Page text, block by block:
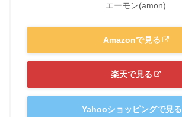
エーモン(amon)
Amazonで見る
楽天で見る
Yahooショッピングで見る